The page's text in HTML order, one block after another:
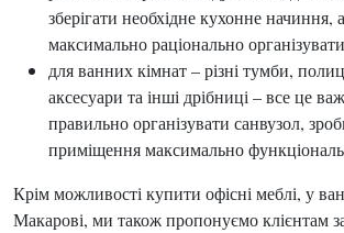
зберігати необхідне кухонне начиння,
максимально раціонально
для ванних кімнат – різні тумби,
аксесуари та інші дрібниці – все це
правильно організувати санвузол,
приміщення максимально
Крім можливості купити офісні меблі, у
Макарові, ми також пропонуємо клієнтам